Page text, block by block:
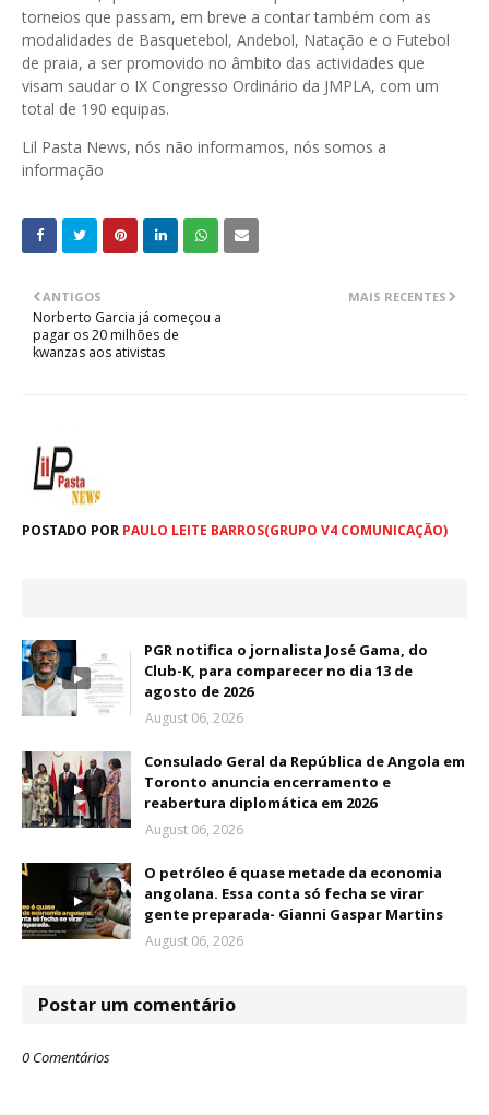
torneios que passam, em breve a contar também com as
modalidades de Basquetebol, Andebol, Natação e o Futebol
de praia, a ser promovido no âmbito das actividades que
visam saudar o IX Congresso Ordinário da JMPLA, com um
total de 190 equipas.
Lil Pasta News, nós não informamos, nós somos a
informação
MAIS RECENTES
ANTIGOS
Norberto Garcia já começou a
pagar os 20 milhões de
kwanzas aos ativistas
POSTADO POR PAULO LEITE BARROS(GRUPO V4 COMUNICAÇÃO)
PGR notifica o jornalista José Gama, do
Club-K, para comparecer no dia 13 de
agosto de 2026
August 06, 2026
Consulado Geral da República de Angola em
Toronto anuncia encerramento e
reabertura diplomática em 2026
August 06, 2026
O petróleo é quase metade da economia
angolana. Essa conta só fecha se virar
gente preparada- Gianni Gaspar Martins
August 06, 2026
Postar um comentário
0 Comentários